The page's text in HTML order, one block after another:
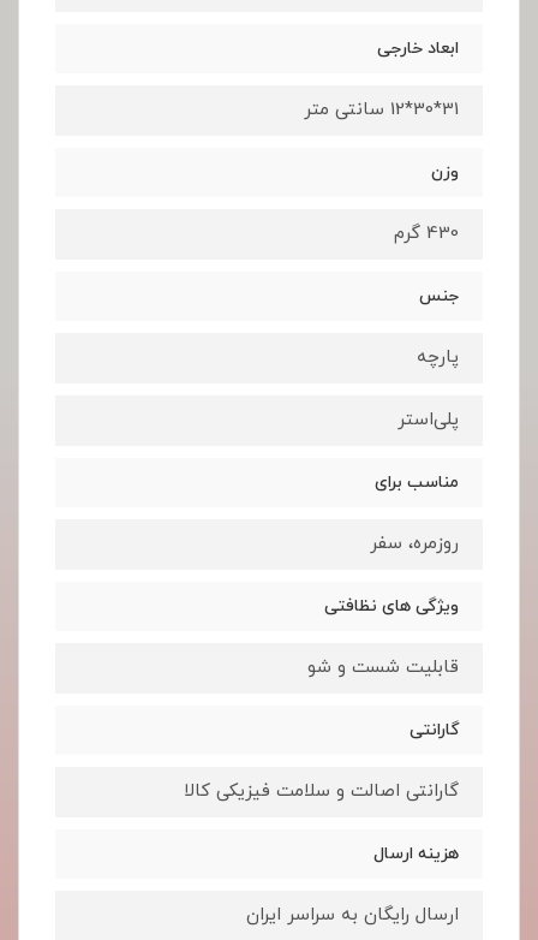
ابعاد خارجی
31*30*12 سانتی متر
وزن
430 گرم
جنس
پارچه
پلی‌استر
مناسب برای
روزمره، سفر
ویژگی های نظافتی
قابلیت شست و شو
گارانتی
گارانتی اصالت و سلامت فیزیکی کالا
هزینه ارسال
ارسال رایگان به سراسر ایران